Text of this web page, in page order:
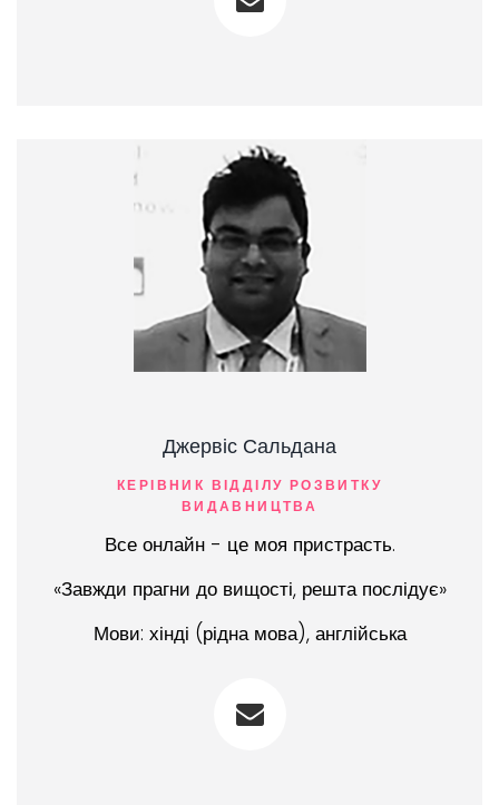
Джервіс Сальдана
КЕРІВНИК ВІДДІЛУ РОЗВИТКУ
ВИДАВНИЦТВА
Все онлайн - це моя пристрасть.
«Завжди прагни до вищості, решта послідує»
Мови: хінді (рідна мова), англійська